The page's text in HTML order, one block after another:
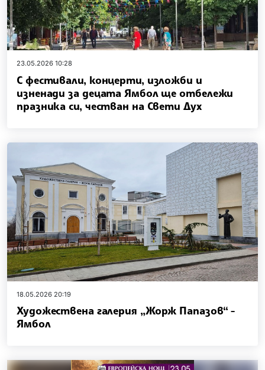
23.05.2026 10:28
С фестивали, концерти, изложби и
изненади за децата Ямбол ще отбележи
празника си, честван на Свети Дух
18.05.2026 20:19
Художествена галерия „Жорж Папазов“ -
Ямбол